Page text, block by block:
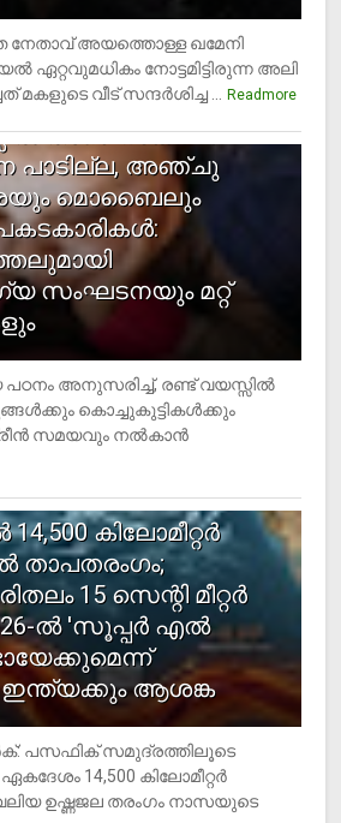
നേതാവ് അയത്തൊള്ള ഖമേനി
ഏറ്റവുമധികം നോട്ടമിട്ടിരുന്ന അലി
മകളുടെ വീട് സന്ദര്‍ശിച്ച ...
Readmore
താഴെ സ്‌ക്രീന്‍
പാടില്ല, അഞ്ചു
മൊബൈലും
സംഘടനയും മറ്റ്
അനുസരിച്ച്, രണ്ട് വയസ്സില്‍
കൊച്ചുകുട്ടികള്‍ക്കും
സമയവും നല്‍കാന്‍
കിലോമീറ്റര്‍
താപതരംഗം;
15 സെന്റി മീറ്റര്‍
ല്‍ 'സൂപ്പര്‍ എല്‍
ഇന്ത്യക്കും ആശങ്ക
പസഫിക് സമുദ്രത്തിലൂടെ
14,500 കിലോമീറ്റര്‍
ഉഷ്ണജല തരംഗം നാസയുടെ